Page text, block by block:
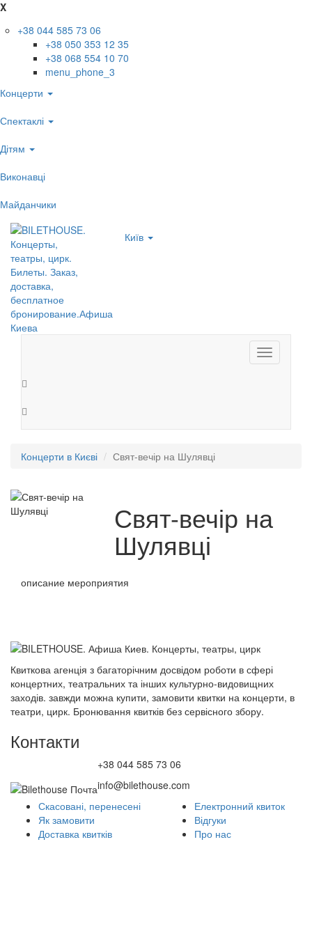
X
+38 044 585 73 06
+38 050 353 12 35
+38 068 554 10 70
menu_phone_3
Концерти
Спектаклі
Дітям
Виконавці
Майданчики
Київ
Toggle
navigation
Концерти в Києві Свят-вечір на Шулявці
Свят-вечір на
Шулявці
описание мероприятия
Квиткова агенція з багаторічним досвідом роботи в сфері
концертних, театральних та інших культурно-видовищних
заходів. завжди можна купити, замовити квитки на концерти, в
театри, цирк. Бронювання квитків без сервісного збору.
Контакти
+38 044 585 73 06
info@bilethouse.com
Скасовані, перенесені
Як замовити
Доставка квитків
Електронний квиток
Відгуки
Про нас